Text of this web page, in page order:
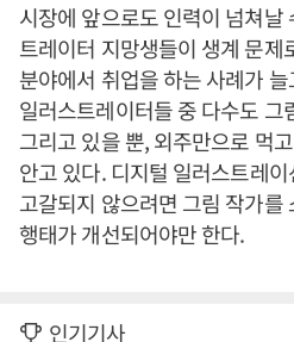
시장에 앞으로도 인력이 넘쳐날
트레이터 지망생들이 생계 문제
분야에서 취업을 하는 사례가
일러스트레이터들 중 다수도 그
그리고 있을 뿐, 외주만으로 먹
안고 있다. 디지털 일러스트레
고갈되지 않으려면 그림 작가를
행태가 개선되어야만 한다.
인기기사